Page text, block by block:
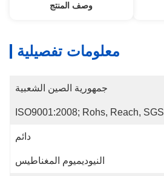
وصف المنتج
معلومات تفصيلية
جمهورية الصين الشعبية
ISO9001:2008; Rohs, Reach, SGS
دائم
النيوديميوم المغناطيس